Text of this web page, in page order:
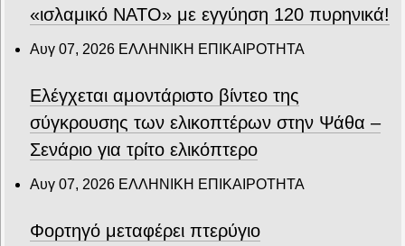
«ισλαμικό ΝΑΤΟ» με εγγύηση 120 πυρηνικά!
Αυγ 07, 2026 ΕΛΛΗΝΙΚΗ ΕΠΙΚΑΙΡΟΤΗΤΑ
Ελέγχεται αμοντάριστο βίντεο της
σύγκρουσης των ελικοπτέρων στην Ψάθα –
Σενάριο για τρίτο ελικόπτερο
Αυγ 07, 2026 ΕΛΛΗΝΙΚΗ ΕΠΙΚΑΙΡΟΤΗΤΑ
Φορτηγό μεταφέρει πτερύγιο